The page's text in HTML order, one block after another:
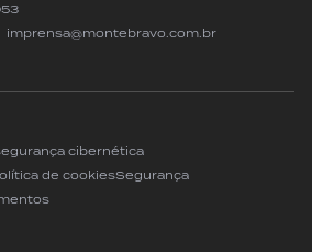
cibernética
de cookiesSegurança